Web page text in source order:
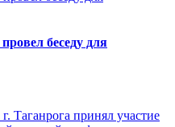
беседу для